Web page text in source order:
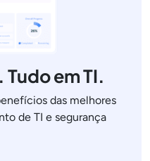
em TI.
das melhores
de TI e segurança